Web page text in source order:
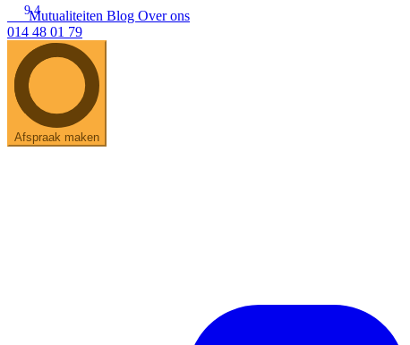
9.4
Mutualiteiten Blog Over ons
014 48 01 79
Afspraak maken